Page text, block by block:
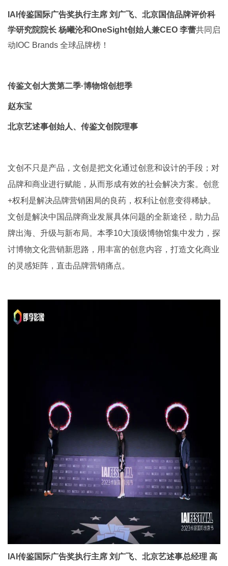
IAI传鉴国际广告奖执行主席 刘广飞、北京国信品牌评价科
学研究院院长 杨曦沦和OneSight创始人兼CEO 李蕾共同启
动IOC Brands 全球品牌榜！
传鉴文创大赏第二季·博物馆创想季
赵东宝
北京艺述事创始人、传鉴文创院理事
文创不只是产品，文创是把文化通过创意和设计的手段；对
品牌和商业进行赋能，从而形成有效的社会解决方案。创意
+权利是解决品牌营销困局的良药，权利让创意变得稀缺。
文创是解决中国品牌商业发展具体问题的全新途径，助力品
牌出海、升级与新布局。本季10大顶级博物馆集中发力，探
讨博物文化营销新思路，用丰富的创意内容，打造文化商业
的灵感矩阵，直击品牌营销痛点。
IAI传鉴国际广告奖执行主席 刘广飞、北京艺述事总经理 高